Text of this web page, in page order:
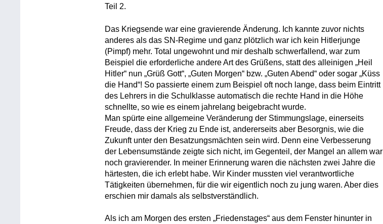
Teil 2.
Das Kriegsende war eine gravierende Änderung. Ich kannte zuvor nichts
anderes als das SN-Regime und ganz plötzlich war ich kein Hitlerjunge
(Pimpf) mehr. Total ungewohnt und mir deshalb schwerfallend, war zum
Beispiel die erforderliche andere Art des Grüßens, statt des alleinigen „Heil
Hitler“ nun „Grüß Gott“, „Guten Morgen“ bzw. „Guten Abend“ oder sogar „Küss
die Hand“! So passierte einem zum Beispiel oft noch lange, dass beim Eintritt
des Lehrers in die Schulklasse automatisch die rechte Hand in die Höhe
schnellte, so wie es einem jahrelang beigebracht wurde.
Man spürte eine allgemeine Veränderung der Stimmungslage, einerseits
Freude, dass der Krieg zu Ende ist, andererseits aber Besorgnis, wie die
Zukunft unter den Besatzungsmächten sein wird. Denn eine Verbesserung
der Lebensumstände zeigte sich nicht, im Gegenteil, der Mangel an allem war
noch gravierender. In meiner Erinnerung waren die nächsten zwei Jahre die
härtesten, die ich erlebt habe. Wir Kinder mussten viel verantwortliche
Tätigkeiten übernehmen, für die wir eigentlich noch zu jung waren. Aber dies
erschien mir damals als selbstverständlich.
Als ich am Morgen des ersten „Friedenstages“ aus dem Fenster hinunter in